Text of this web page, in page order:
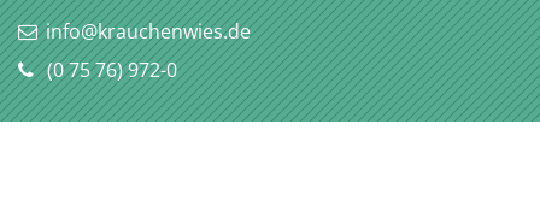
info@krauchenwies.de
(07576) 972-0